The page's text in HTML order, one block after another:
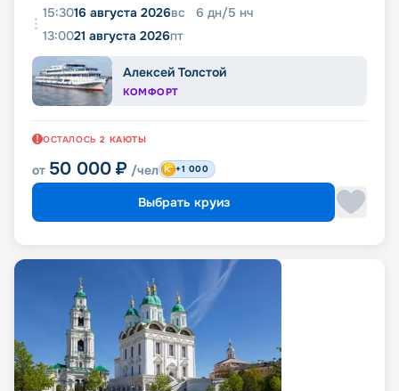
15:3016 августа 2026вс 6 дн/5 нч
13:0021 августа 2026пт
Алексей Толстой
КОМФОРТ
ОСТАЛОСЬ 2 КАЮТЫ
от 50 000 ₽ /чел +1 000
Выбрать круиз